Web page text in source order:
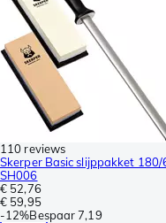
110 reviews
Skerper Basic slijppakket
SH006
€ 52,76
€ 59,95
-12%Bespaar 7,19